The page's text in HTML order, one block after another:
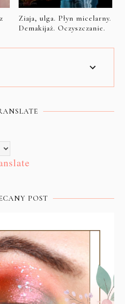
Ziaja, ulga. Płyn micelarny.
Demakijaż. Oczyszczanie.
POST